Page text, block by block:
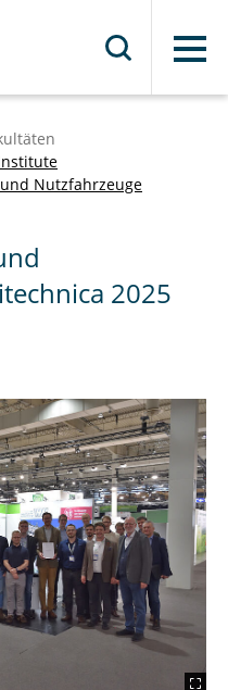
Menü
Nutzfahrzeuge
2025